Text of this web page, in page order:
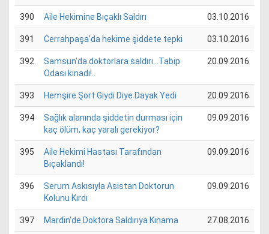
390 Aile Hekimine Bıçaklı Saldırı 03.10.2016
391 Cerrahpaşa'da hekime şiddete tepki 03.10.2016
392
Samsun'da doktorlara saldırı...Tabip
Odası kınadı!..
20.09.2016
393 Hemşire Şort Giydi Diye Dayak Yedi 20.09.2016
394
Sağlık alanında şiddetin durması için
kaç ölüm, kaç yaralı gerekiyor?
09.09.2016
395
Aile Hekimi Hastası Tarafından
Bıçaklandı!
09.09.2016
396
Serum Askısıyla Asistan Doktorun
Kolunu Kırdı
09.09.2016
397 Mardin'de Doktora Saldırıya Kınama 27.08.2016